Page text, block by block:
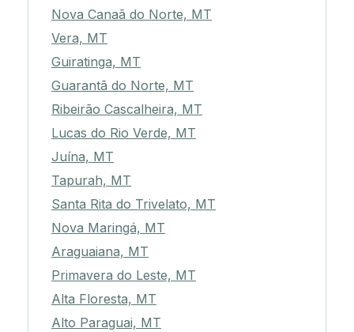
Nova Canaã do Norte, MT
Vera, MT
Guiratinga, MT
Guarantã do Norte, MT
Ribeirão Cascalheira, MT
Lucas do Rio Verde, MT
Juína, MT
Tapurah, MT
Santa Rita do Trivelato, MT
Nova Maringá, MT
Araguaiana, MT
Primavera do Leste, MT
Alta Floresta, MT
Alto Paraguai, MT